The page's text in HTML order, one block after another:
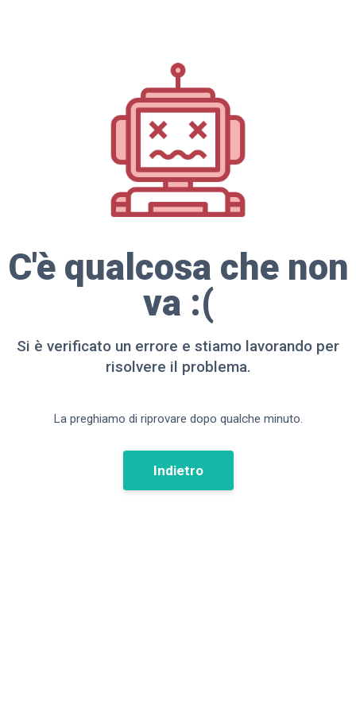
C'è qualcosa che non
va :(
Si è verificato un errore e stiamo lavorando per
risolvere il problema.
La preghiamo di riprovare dopo qualche minuto.
Indietro